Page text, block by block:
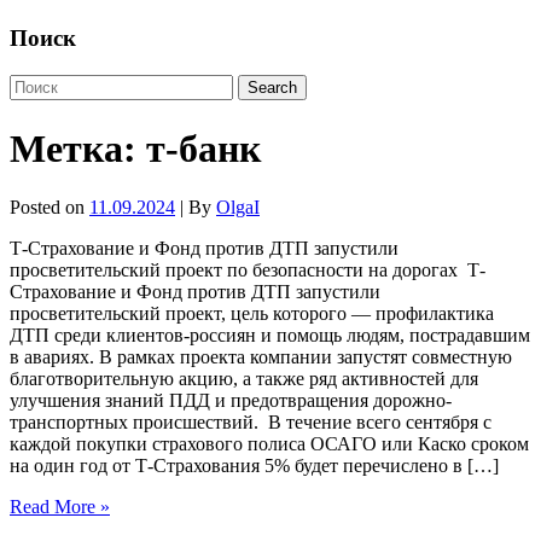
Поиск
Метка: т-банк
Posted on 11.09.2024 | By OlgaI
Т-Страхование и Фонд против ДТП запустили
просветительский проект по безопасности на дорогах Т-
Страхование и Фонд против ДТП запустили
просветительский проект, цель которого — профилактика
ДТП среди клиентов-россиян и помощь людям, пострадавшим
в авариях. В рамках проекта компании запустят совместную
благотворительную акцию, а также ряд активностей для
улучшения знаний ПДД и предотвращения дорожно-
транспортных происшествий. В течение всего сентября с
каждой покупки страхового полиса ОСАГО или Каско сроком
на один год от Т-Страхования 5% будет перечислено в […]
Read More »